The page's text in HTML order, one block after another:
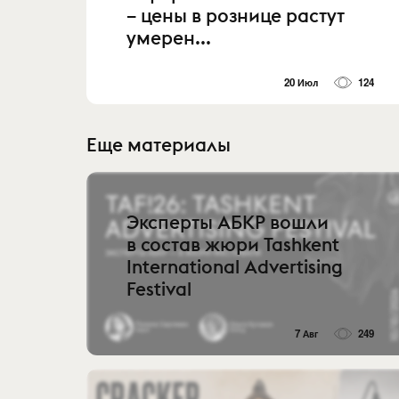
– цены в рознице растут
умерен...
20 Июл 124
Еще материалы
Эксперты АБКР вошли
в состав жюри Tashkent
International Advertising
Festival
7 Авг 249